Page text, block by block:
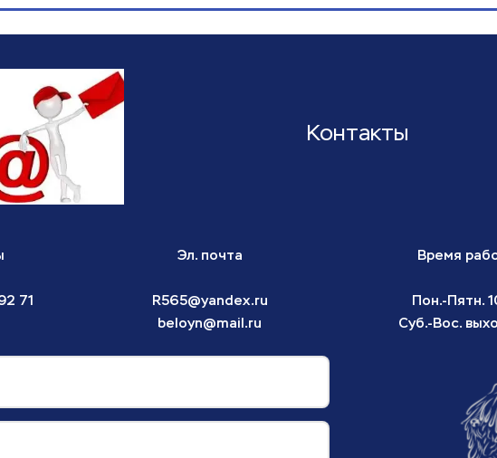
Контакты
71
Эл. почта
R565@yandex.ru
beloyn@mail.ru
Время
Пон.-Пятн.
Суб.-Вос.